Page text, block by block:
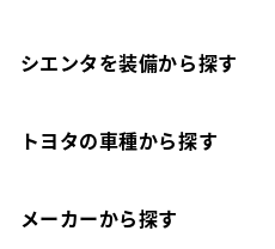
シエンタを装備から探す
トヨタの車種から探す
メーカーから探す